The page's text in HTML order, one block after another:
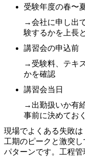
受験年度の春〜
→会社に申し出
験するかを上長
講習会の申込前
→受験料、テキ
かを確認
講習会当日
→出勤扱いか有
事前に決めておく
現場でよくある失敗は
工期のピークと激突
パターンです。工程